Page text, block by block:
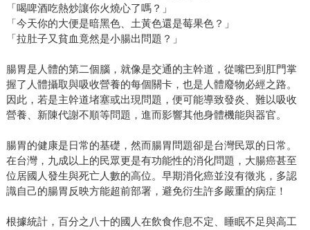
「喝啤酒吃熱炒讓你火燒心了嗎？」
「今天你的大便是暗黑色、土黃色還是莓果色？」
「拉肚子又貧血竟然是小腸出問題？」
腸胃是人體的第二個腦，就像是交通的主幹道，從嘴巴到肛門掌
握了人體攝取與吸收營養的每個關卡，也是人體廢物必經之路。
因此，若是主幹道堵塞或出現問題，便可能導致發炎、難以吸收
營養、新陳代謝不順等問題，進而影響其他身體機能與器官。
腸胃的健康是日常的基礎，然而腸胃問題卻是台灣民眾的日常。
在台灣，九成以上的民眾更是有功能性的消化問題，大腸癌甚至
位居國人發生與死亡人數的高位。早期消化癌並沒有徵兆，多認
識自己的腸胃反映方能超前部署，避免衍生許多嚴重的病症！
根據統計，百分之八十的國人在飲食作息不定、睡眠不足與高工